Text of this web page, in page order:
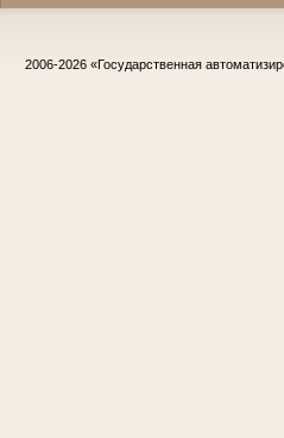
2006-2026 «Государственная